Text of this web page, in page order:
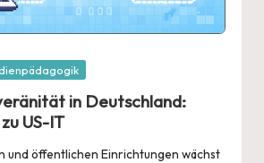
in Deutschland:
US-IT
und öffentlichen Einrichtungen wächst